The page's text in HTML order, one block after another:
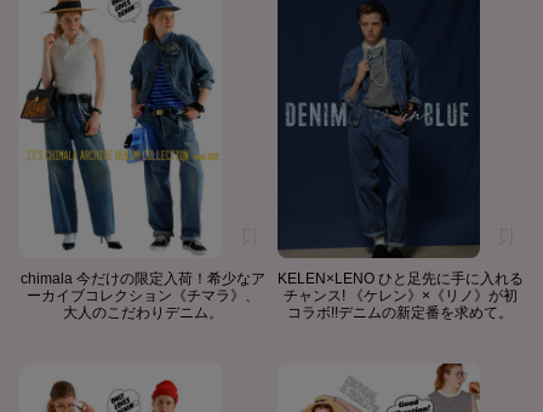
chimala 今だけの限定入荷！希少なア
ーカイブコレクション《チマラ》、
大人のこだわりデニム。
KELEN×LENO ひと足先に手に入れる
チャンス! 《ケレン》×《リノ》が初
コラボ!!デニムの新定番を求めて。